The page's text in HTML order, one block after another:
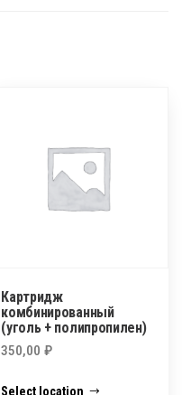
Картридж
комбинированный
(уголь + полипропилен)
350,00₽
Select location